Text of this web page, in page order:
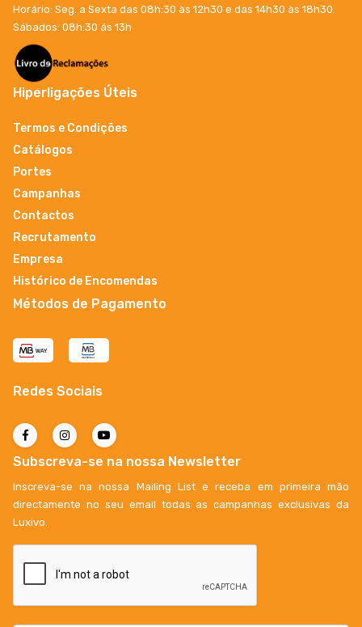
Horário: Seg. a Sexta das 08h:30 às 12h30 e das 14h30 às 18h30.
Sábados: 08h:30 ás 13h
Hiperligações Úteis
Termos e Condições
Catálogos
Portes
Campanhas
Contactos
Recrutamento
Empresa
Histórico de Encomendas
Métodos de Pagamento
Redes Sociais
Subscreva-se na nossa Newsletter
Inscreva-se na nossa Mailing List e receba em primeira mão
directamente no seu email todas as campanhas exclusivas da
Luxivo.